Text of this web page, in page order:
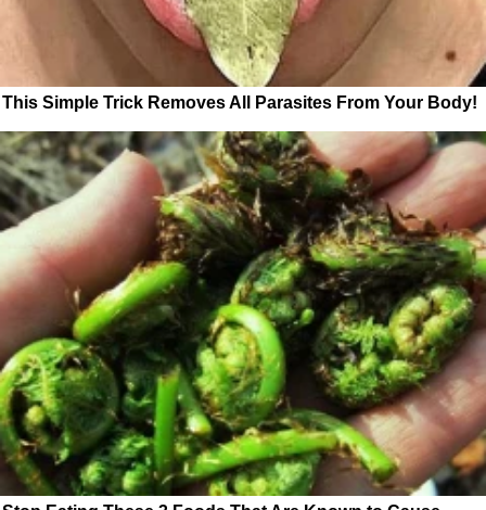
This Simple Trick Removes All Parasites From Your Body!